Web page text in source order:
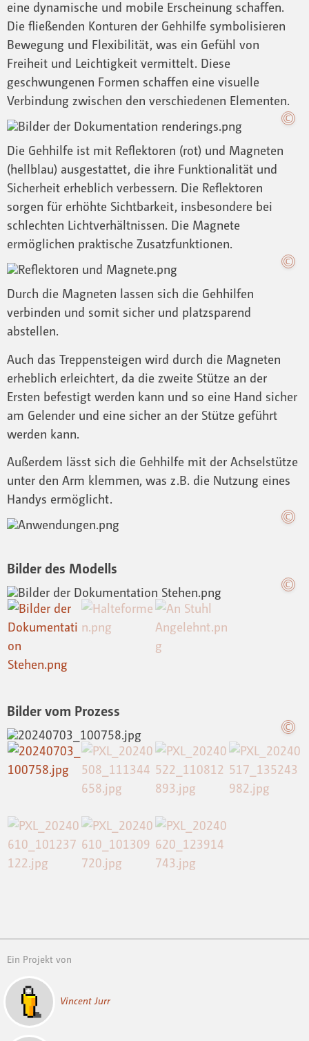
eine dynamische und mobile Erscheinung schaffen.
Die fließenden Konturen der Gehhilfe symbolisieren
Bewegung und Flexibilität, was ein Gefühl von
Freiheit und Leichtigkeit vermittelt. Diese
geschwungenen Formen schaffen eine visuelle
Verbindung zwischen den verschiedenen Elementen.
Die Gehhilfe ist mit Reflektoren (rot) und Magneten
(hellblau) ausgestattet, die ihre Funktionalität und
Sicherheit erheblich verbessern. Die Reflektoren
sorgen für erhöhte Sichtbarkeit, insbesondere bei
schlechten Lichtverhältnissen. Die Magnete
ermöglichen praktische Zusatzfunktionen.
Durch die Magneten lassen sich die Gehhilfen
verbinden und somit sicher und platzsparend
abstellen.
Auch das Treppensteigen wird durch die Magneten
erheblich erleichtert, da die zweite Stütze an der
Ersten befestigt werden kann und so eine Hand sicher
am Gelender und eine sicher an der Stütze geführt
werden kann.
Außerdem lässt sich die Gehhilfe mit der Achselstütze
unter den Arm klemmen, was z.B. die Nutzung eines
Handys ermöglicht.
Bilder des Modells
Bilder vom Prozess
Ein Projekt von
Vincent Jurr